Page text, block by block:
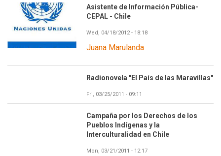
Image
Asistente de Información Pública-
CEPAL - Chile
Wed, 04/18/2012 - 18:18
Juana Marulanda
Radionovela "El País de las Maravillas"
Fri, 03/25/2011 - 09:11
Campaña por los Derechos de los
Pueblos Indígenas y la
Interculturalidad en Chile
Mon, 03/21/2011 - 12:17